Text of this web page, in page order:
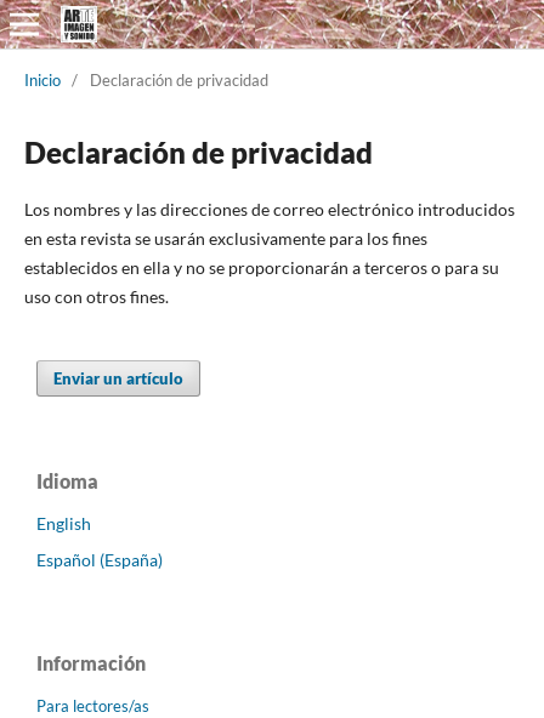
Inicio / Declaración de privacidad
Declaración de privacidad
Los nombres y las direcciones de correo electrónico introducidos
en esta revista se usarán exclusivamente para los fines
establecidos en ella y no se proporcionarán a terceros o para su
uso con otros fines.
Enviar un artículo
Idioma
English
Español (España)
Información
Para lectores/as